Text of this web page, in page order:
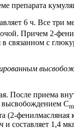
препарата
6 ч. Все три
Причем 2-
связанном с
После приема
C
(2-фенилмасляная
и составляет 1,4